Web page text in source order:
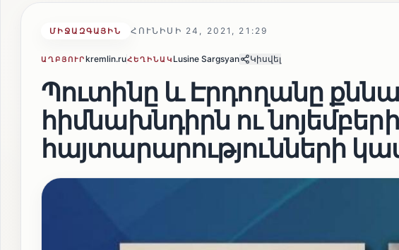
ՄԻՋԱԶԳԱՅԻՆ ՀՈՒՆԻՍԻ 24, 2021, 21:29
ԱՂԲՅՈՒՐkremlin.ruՀԵՂԻՆԱԿ Lusine Sargsyan Կիսվել
Պուտինը և Էրդողանը
հիմնախնդիրն ու
հայտարարությունների